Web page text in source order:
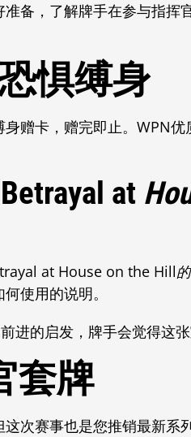
备，了解牌手在参与指挥
惧缚身
赠卡，赠完即止。WPN
at
at House on the Hill
使用的说明。
进的启发，牌手会觉得这张
套牌
次赛事也是您推销最新系